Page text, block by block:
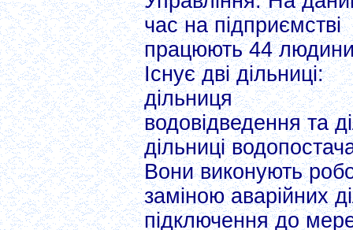
час на підприємстві
працюють 44
Існує дві дільниці:
дільниця
водовідведення та
дільниці
Вони виконують
заміною аварійних
підключення до